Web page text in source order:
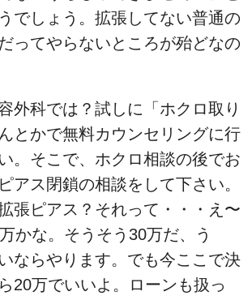
でしょう。拡張してない普通の
ってやらないところが殆どなの
外科では？試しに「ホクロ取り
とかで無料カウンセリングに行
。そこで、ホクロ相談の後でお
アス閉鎖の相談をして下さい。
張ピアス？それって・・・え〜
かな。そうそう30万だ、う
ならやります。でも今ここで決
20万でいいよ。ローンも扱っ